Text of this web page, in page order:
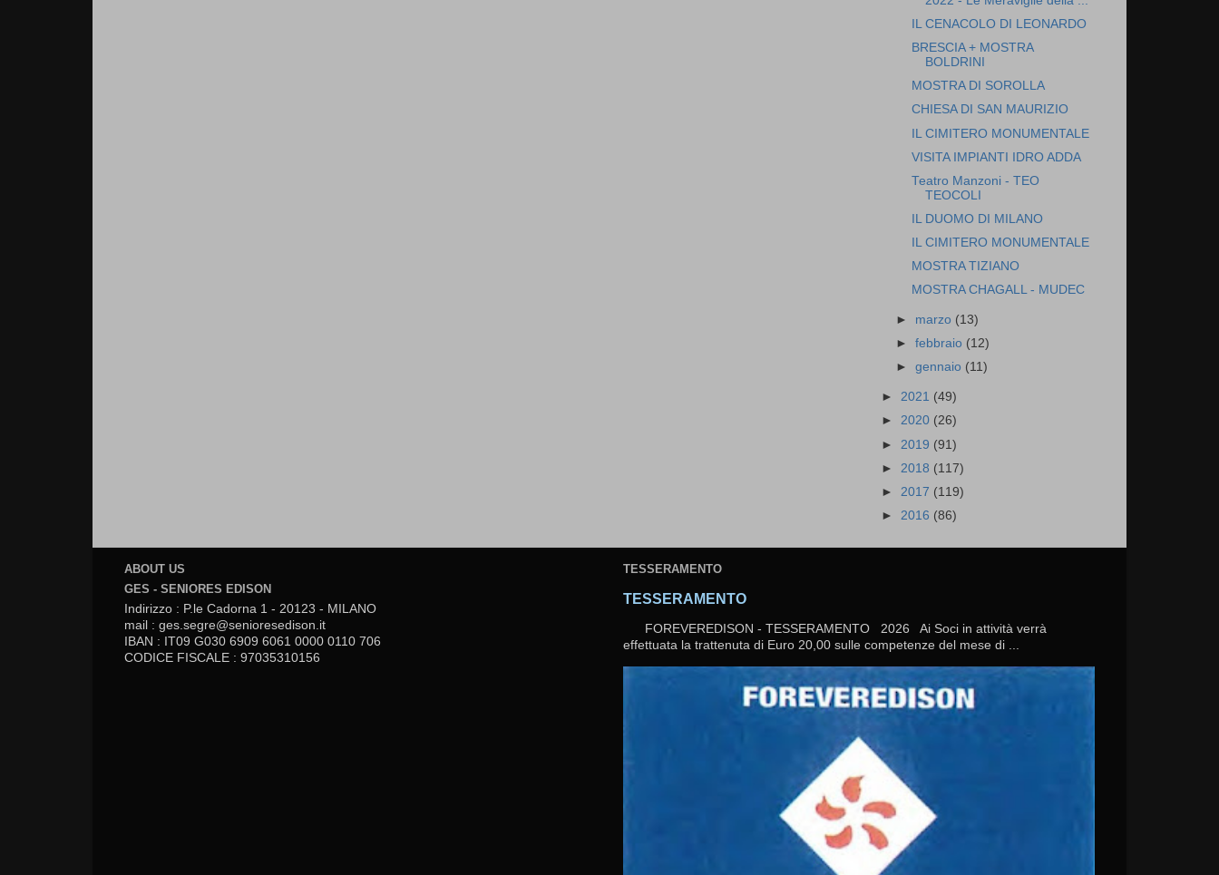
IL CENACOLO DI LEONARDO
BRESCIA + MOSTRA
BOLDRINI
MOSTRA DI SOROLLA
CHIESA DI SAN MAURIZIO
IL CIMITERO MONUMENTALE
VISITA IMPIANTI IDRO ADDA
Teatro Manzoni - TEO
TEOCOLI
IL DUOMO DI MILANO
IL CIMITERO MONUMENTALE
MOSTRA TIZIANO
MOSTRA CHAGALL - MUDEC
► marzo (13)
►febbraio (12)
►gennaio (11)
► 2021 (49)
► 2020 (26)
► 2019 (91)
► 2018 (117)
► 2017 (119)
► 2016 (86)
ABOUT US
GES - SENIORES EDISON
Indirizzo : P.le Cadorna 1 - 20123 - MILANO
mail : ges.segre@senioresedison.it
IBAN : IT09 G030 6909 6061 0000 0110 706
CODICE FISCALE : 97035310156
TESSERAMENTO
TESSERAMENTO
FOREVEREDISON - TESSERAMENTO 2026 Ai Soci in attività verrà
effettuata la trattenuta di Euro 20,00 sulle competenze del mese di ...